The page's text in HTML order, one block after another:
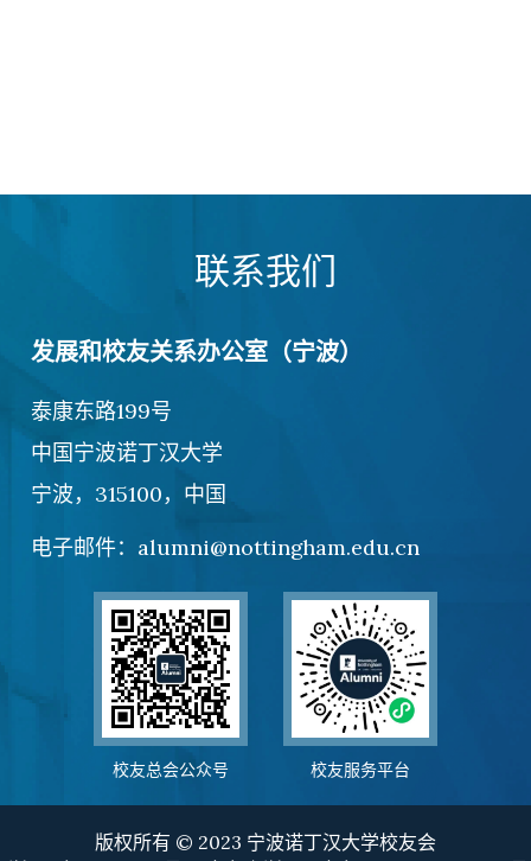
联系我们
发展和校友关系办公室（宁波）
泰康东路199号
中国宁波诺丁汉大学
宁波，315100，中国
电子邮件：alumni@nottingham.edu.cn
校友总会公众号 校友服务平台
版权所有 © 2023 宁波诺丁汉大学校友会